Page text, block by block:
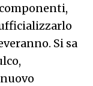
Si sa